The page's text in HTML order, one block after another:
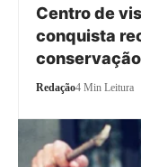
Centro de
conquista
conservação
Redação4 Min Leitura